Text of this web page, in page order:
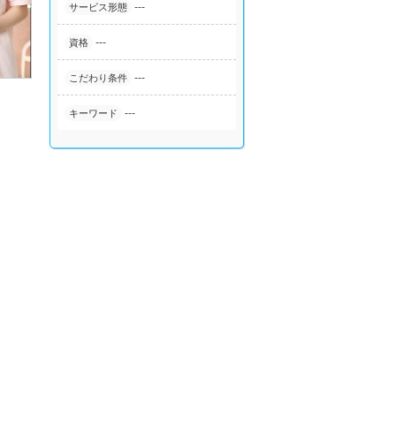
サービス形態 ---
資格 ---
こだわり条件 ---
キーワード ---